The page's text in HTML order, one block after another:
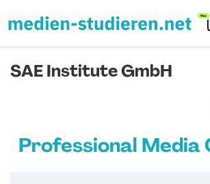
SAE Institute GmbH
Professional Media